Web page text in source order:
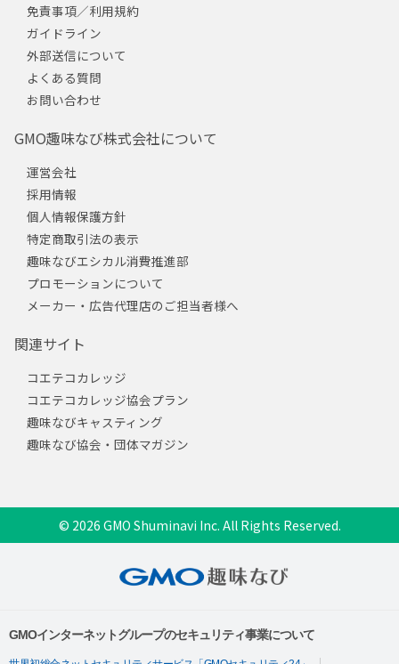
免責事項／利用規約
ガイドライン
外部送信について
よくある質問
お問い合わせ
GMO趣味なび株式会社について
運営会社
採用情報
個人情報保護方針
特定商取引法の表示
趣味なびエシカル消費推進部
プロモーションについて
メーカー・広告代理店のご担当者様へ
関連サイト
コエテコカレッジ
コエテコカレッジ協会プラン
趣味なびキャスティング
趣味なび協会・団体マガジン
© 2026 GMO Shuminavi Inc. All Rights Reserved.